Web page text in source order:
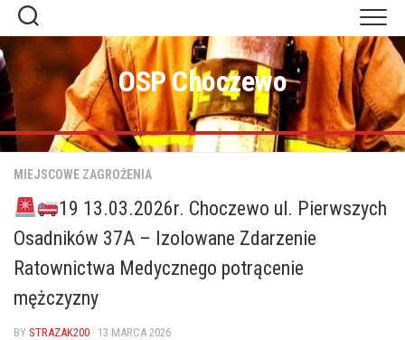
Skip
content
OSP Choczewo
MIEJSCOWE ZAGROŻENIA
19 13.03.2026r. Choczewo ul. Pierwszych
Osadników 37A – Izolowane Zdarzenie
Ratownictwa Medycznego potrącenie
mężczyzny
BY STRAZAK200 · 13 MARCA 2026